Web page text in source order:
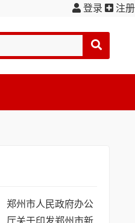
登录 注册
郑州市人民政府办公
厅关于印发郑州市新